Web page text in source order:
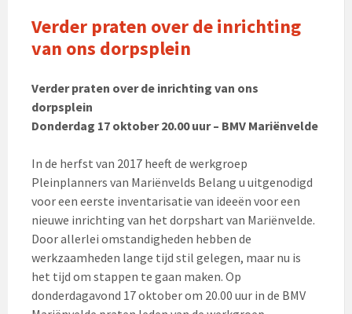
Verder praten over de inrichting
van ons dorpsplein
Verder praten over de inrichting van ons
dorpsplein
Donderdag 17 oktober 20.00 uur – BMV Mariënvelde
In de herfst van 2017 heeft de werkgroep
Pleinplanners van Mariënvelds Belang u uitgenodigd
voor een eerste inventarisatie van ideeën voor een
nieuwe inrichting van het dorpshart van Mariënvelde.
Door allerlei omstandigheden hebben de
werkzaamheden lange tijd stil gelegen, maar nu is
het tijd om stappen te gaan maken. Op
donderdagavond 17 oktober om 20.00 uur in de BMV